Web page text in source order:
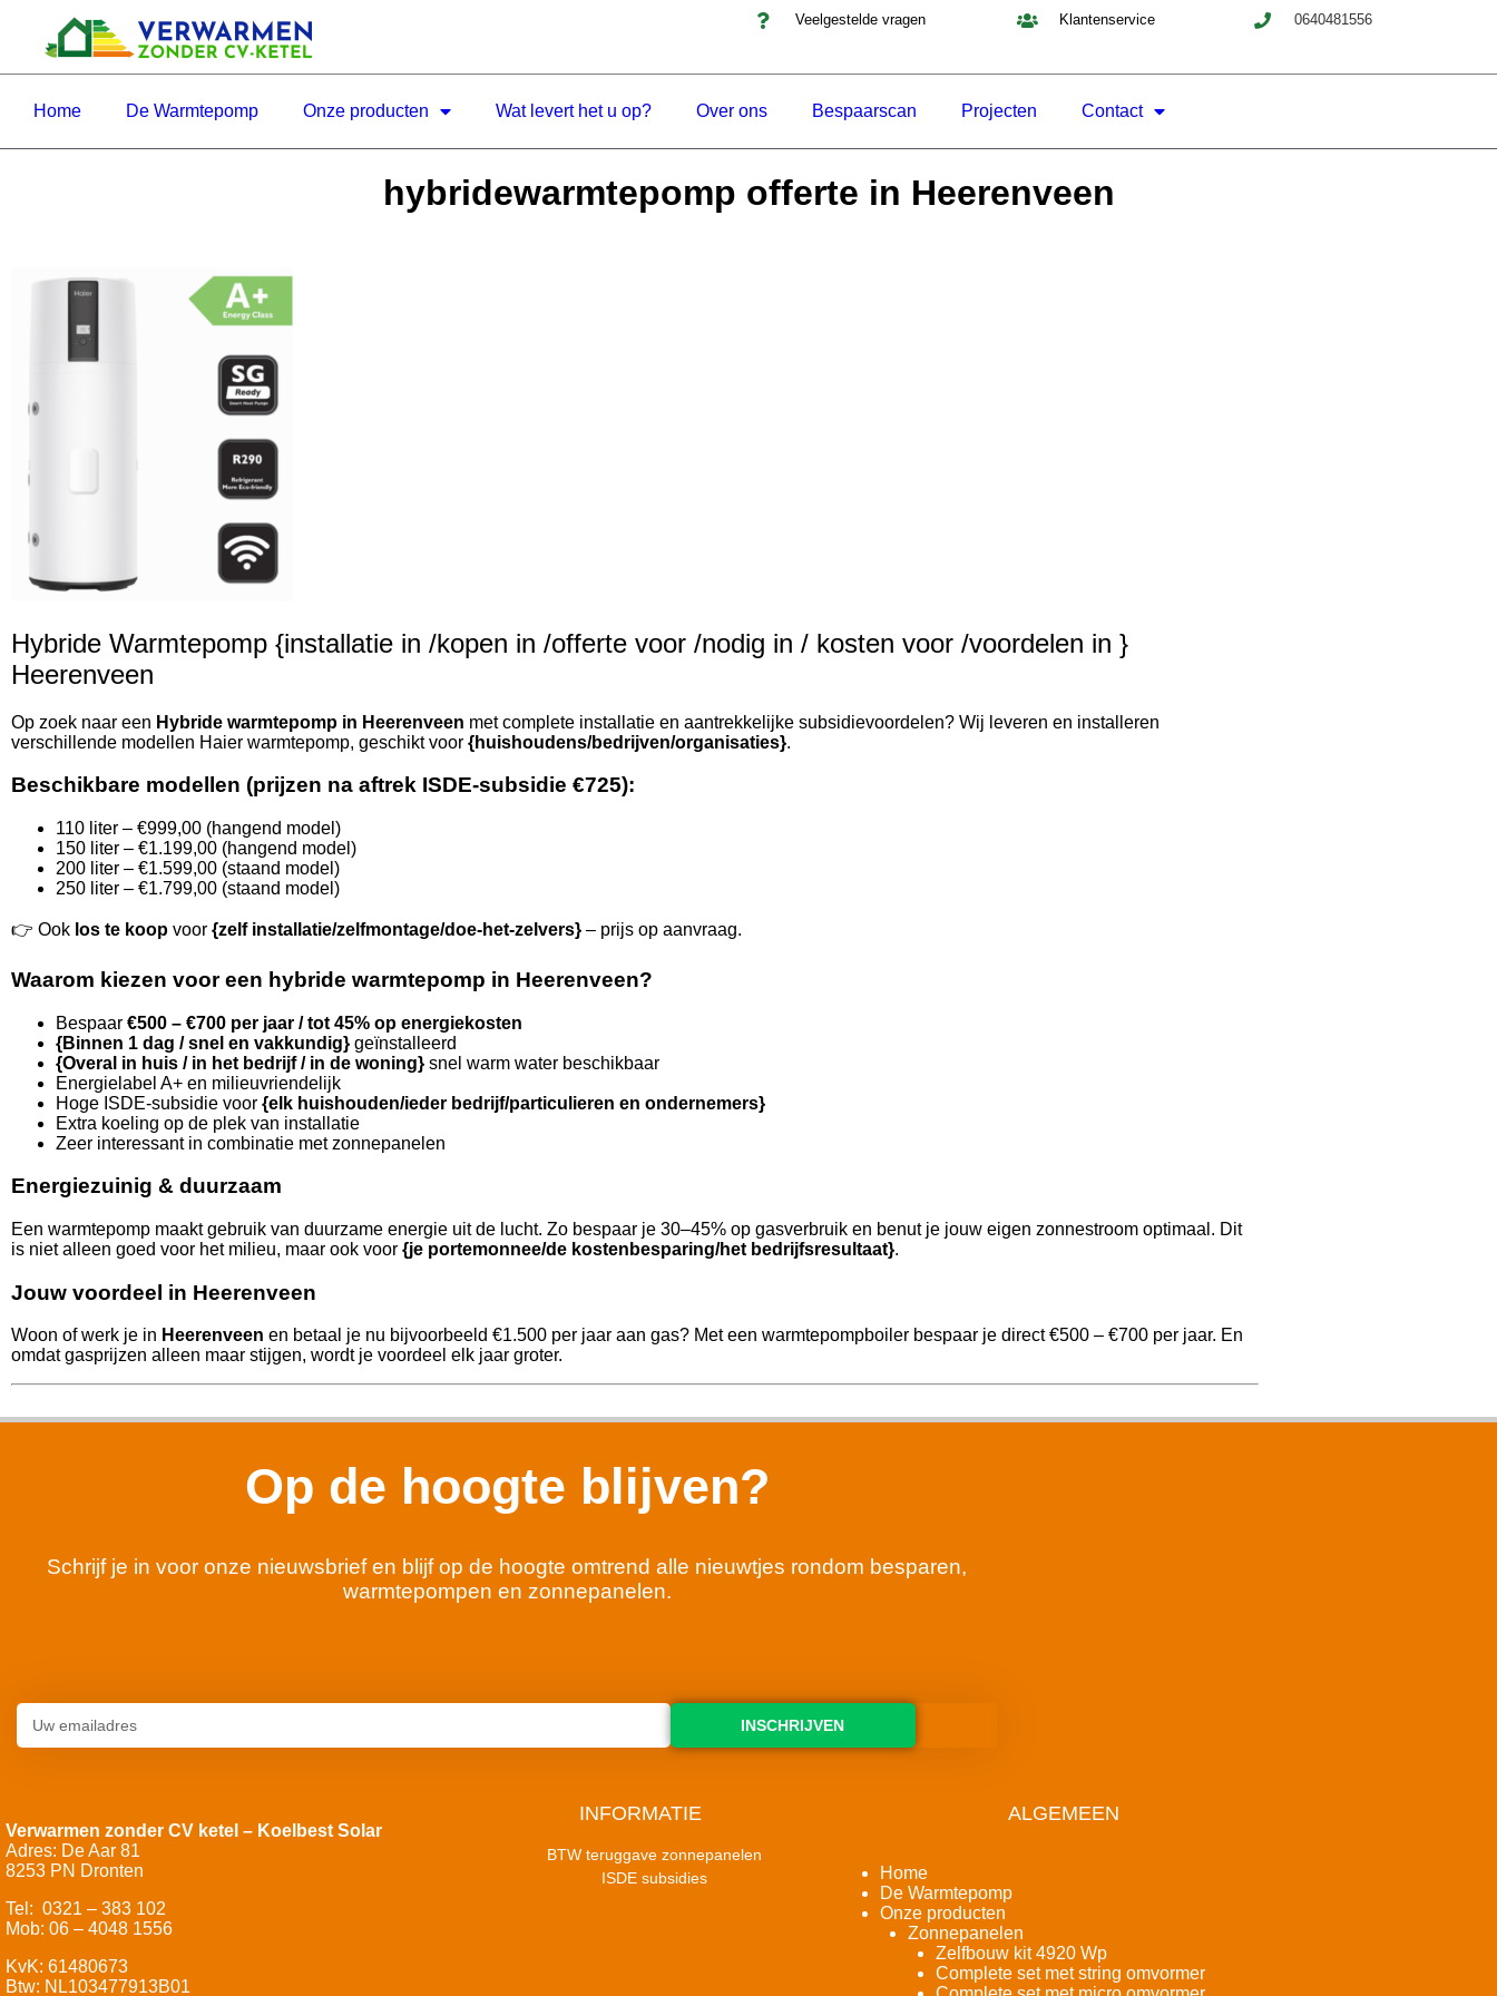
Veelgestelde vragen Klantenservice 0640481556
Home De Warmtepomp Onze producten Wat levert het u op? Over ons Bespaarscan Projecten Contact
hybridewarmtepomp offerte in Heerenveen
Hybride Warmtepomp {installatie in /kopen in /offerte voor /nodig in / kosten voor /voordelen in }
Heerenveen
Op zoek naar een Hybride warmtepomp in Heerenveen met complete installatie en aantrekkelijke subsidievoordelen? Wij leveren en installeren
verschillende modellen Haier warmtepomp, geschikt voor {huishoudens/bedrijven/organisaties}.
Beschikbare modellen (prijzen na aftrek ISDE-subsidie €725):
110 liter – €999,00 (hangend model)
150 liter – €1.199,00 (hangend model)
200 liter – €1.599,00 (staand model)
250 liter – €1.799,00 (staand model)
👉 Ook los te koop voor {zelf installatie/zelfmontage/doe-het-zelvers} – prijs op aanvraag.
Waarom kiezen voor een hybride warmtepomp in Heerenveen?
Bespaar €500 – €700 per jaar / tot 45% op energiekosten
{Binnen 1 dag / snel en vakkundig} geïnstalleerd
{Overal in huis / in het bedrijf / in de woning} snel warm water beschikbaar
Energielabel A+ en milieuvriendelijk
Hoge ISDE-subsidie voor {elk huishouden/ieder bedrijf/particulieren en ondernemers}
Extra koeling op de plek van installatie
Zeer interessant in combinatie met zonnepanelen
Energiezuinig & duurzaam
Een warmtepomp maakt gebruik van duurzame energie uit de lucht. Zo bespaar je 30–45% op gasverbruik en benut je jouw eigen zonnestroom optimaal. Dit
is niet alleen goed voor het milieu, maar ook voor {je portemonnee/de kostenbesparing/het bedrijfsresultaat}.
Jouw voordeel in Heerenveen
Woon of werk je in Heerenveen en betaal je nu bijvoorbeeld €1.500 per jaar aan gas? Met een warmtepompboiler bespaar je direct €500 – €700 per jaar. En
omdat gasprijzen alleen maar stijgen, wordt je voordeel elk jaar groter.
Op de hoogte blijven?
Schrijf je in voor onze nieuwsbrief en blijf op de hoogte omtrend alle nieuwtjes rondom besparen,
warmtepompen en zonnepanelen.
INSCHRIJVEN
Verwarmen zonder CV ketel – Koelbest Solar
Adres: De Aar 81
8253 PN Dronten
Tel: 0321 – 383 102
Mob: 06 – 4048 1556
KvK: 61480673
Btw: NL103477913B01
INFORMATIE
BTW teruggave zonnepanelen
ISDE subsidies
ALGEMEEN
Home
De Warmtepomp
Onze producten
Zonnepanelen
Zelfbouw kit 4920 Wp
Complete set met string omvormer